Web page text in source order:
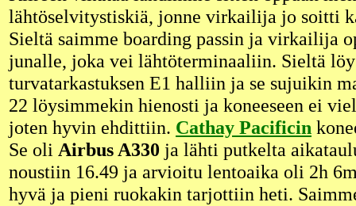
lähtöselvitystiskiä, jonne virkailija jo soitti
Sieltä saimme boarding passin ja virkailija
junalle, joka vei lähtöterminaaliin. Sieltä
turvatarkastuksen E1 halliin ja se sujuikin
22 löysimmekin hienosti ja koneeseen ei
joten hyvin ehdittiin. Cathay Pacificin
Se oli Airbus A330 ja lähti putkelta
noustiin 16.49 ja arvioitu lentoaika oli 2h
hyvä ja pieni ruokakin tarjottiin heti.